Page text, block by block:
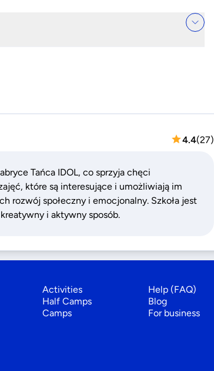
4.4(27)
Tańca IDOL, co sprzyja chęci
które są interesujące i umożliwiają im
rozwój społeczny i emocjonalny. Szkoła jest
i aktywny sposób.
Activities
Half Camps
Camps
Help (FAQ)
Blog
For business